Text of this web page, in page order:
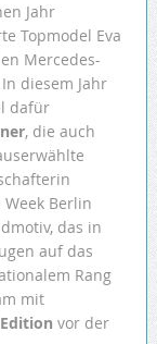
Jahr
Topmodel Eva
Mercedes-
In diesem Jahr
dafür
, die auch
Berlin
das in
auf das
Rang
mit
vor der